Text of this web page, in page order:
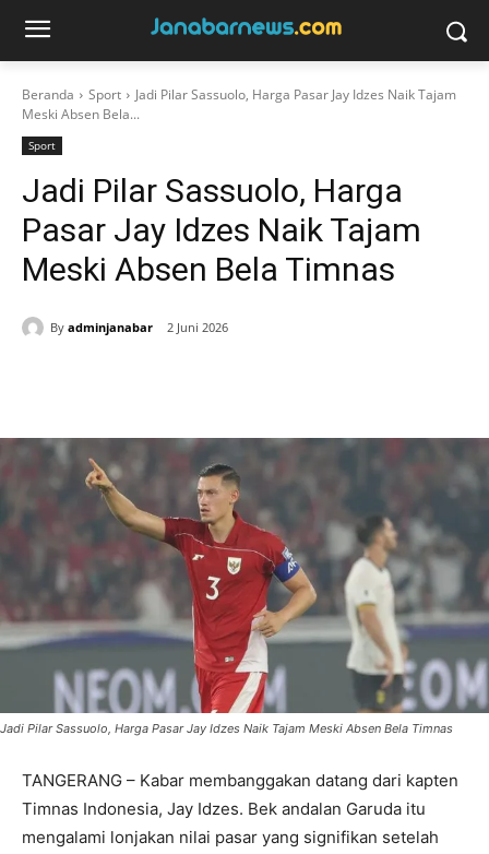
Beranda Sport
Jadi Pilar Sassuolo, Harga Pasar Jay Idzes Naik Tajam
Meski Absen Bela...
Sport
Jadi Pilar Sassuolo, Harga
Pasar Jay Idzes Naik Tajam
Meski Absen Bela Timnas
By adminjanabar 2 Juni 2026
Jadi Pilar Sassuolo, Harga Pasar Jay Idzes Naik Tajam Meski Absen Bela Timnas
TANGERANG – Kabar membanggakan datang dari kapten
Timnas Indonesia, Jay Idzes. Bek andalan Garuda itu
mengalami lonjakan nilai pasar yang signifikan setelah